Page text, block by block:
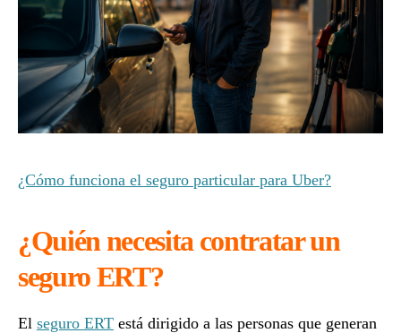
¿Cómo funciona el seguro particular para Uber?
¿Quién necesita contratar un
seguro ERT?
El seguro ERT está dirigido a las personas que generan